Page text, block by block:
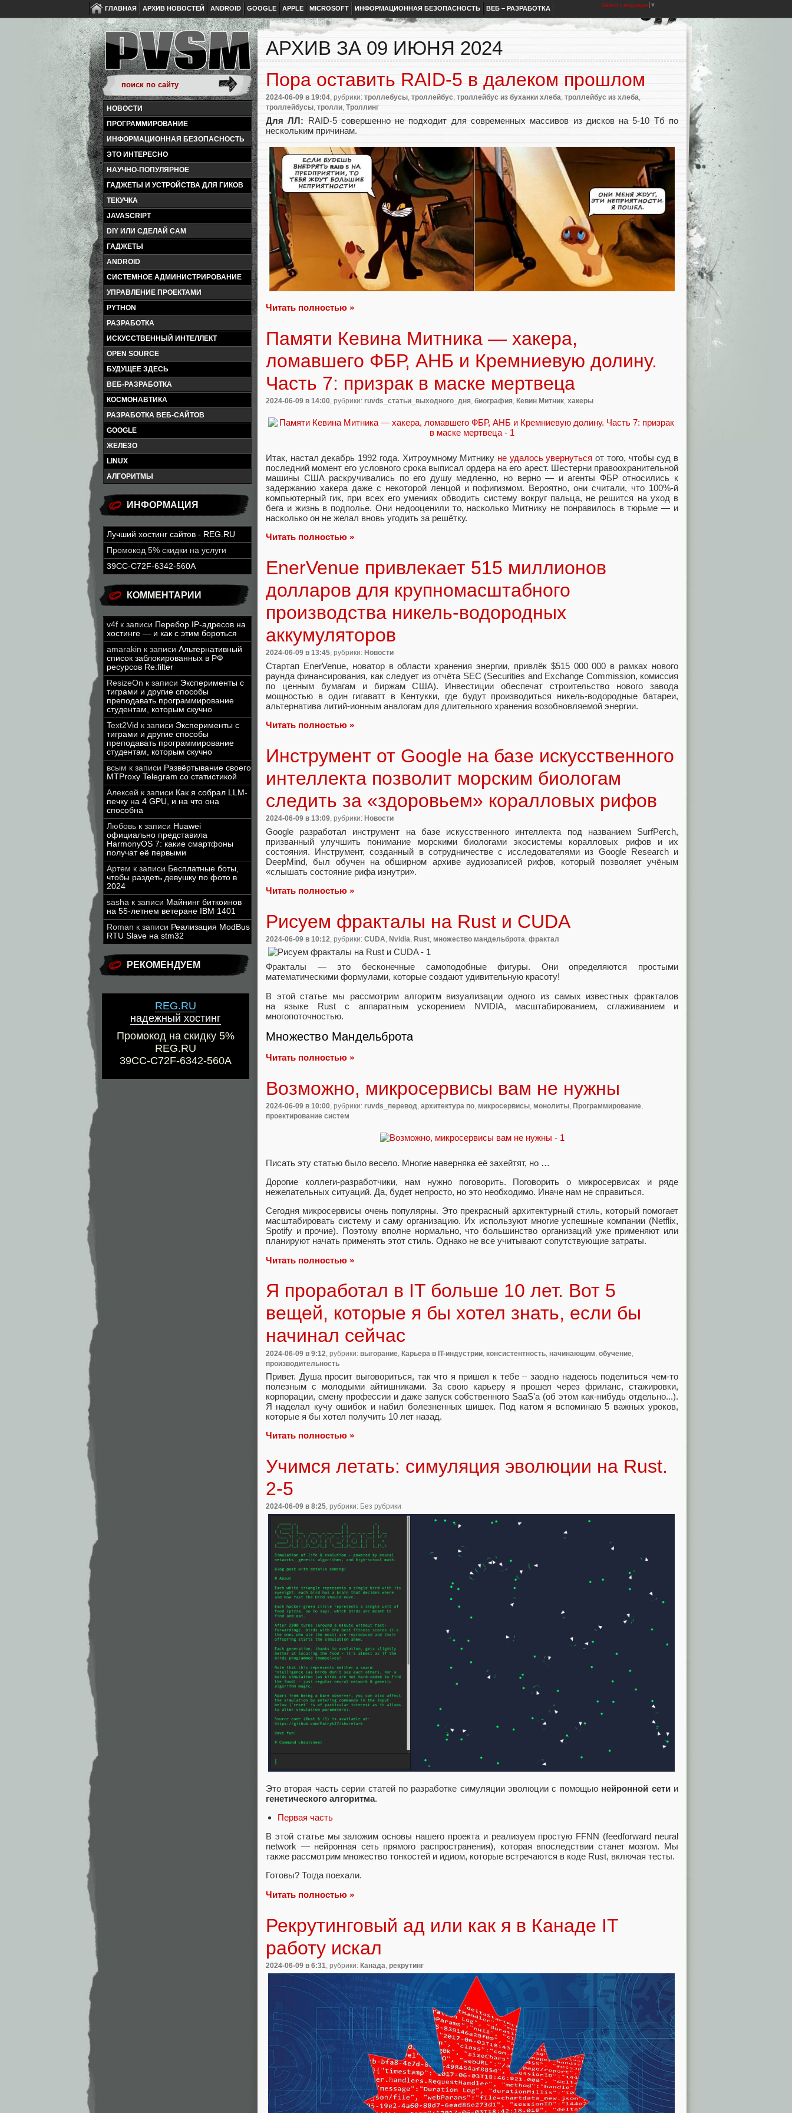
ГЛАВНАЯ АРХИВ НОВОСТЕЙ ANDROID GOOGLE APPLE MICROSOFT ИНФОРМАЦИОННАЯ БЕЗОПАСНОСТЬ ВЕБ – РАЗРАБОТКА Select Language ▼
НОВОСТИ
ПРОГРАММИРОВАНИЕ
ИНФОРМАЦИОННАЯ БЕЗОПАСНОСТЬ
ЭТО ИНТЕРЕСНО
НАУЧНО-ПОПУЛЯРНОЕ
ГАДЖЕТЫ И УСТРОЙСТВА ДЛЯ ГИКОВ
ТЕКУЧКА
JAVASCRIPT
DIY ИЛИ СДЕЛАЙ САМ
ГАДЖЕТЫ
ANDROID
СИСТЕМНОЕ АДМИНИСТРИРОВАНИЕ
УПРАВЛЕНИЕ ПРОЕКТАМИ
PYTHON
РАЗРАБОТКА
ИСКУССТВЕННЫЙ ИНТЕЛЛЕКТ
OPEN SOURCE
БУДУЩЕЕ ЗДЕСЬ
ВЕБ-РАЗРАБОТКА
КОСМОНАВТИКА
РАЗРАБОТКА ВЕБ-САЙТОВ
GOOGLE
ЖЕЛЕЗО
LINUX
АЛГОРИТМЫ
ИНФОРМАЦИЯ
Лучший хостинг сайтов - REG.RU
Промокод 5% скидки на услуги
39CC-C72F-6342-560A
КОММЕНТАРИИ
v4f к записи Перебор IP-адресов на
хостинге — и как с этим бороться
amarakin к записи Альтернативный
список заблокированных в РФ
ресурсов Re:filter
ResizeOn к записи Эксперименты с
тиграми и другие способы
преподавать программирование
студентам, которым скучно
Text2Vid к записи Эксперименты с
тиграми и другие способы
преподавать программирование
студентам, которым скучно
всым к записи Развёртывание своего
MTProxy Telegram со статистикой
Алексей к записи Как я собрал LLM-
печку на 4 GPU, и на что она
способна
Любовь к записи Huawei
официально представила
HarmonyOS 7: какие смартфоны
получат её первыми
Артем к записи Бесплатные боты,
чтобы раздеть девушку по фото в
2024
sasha к записи Майнинг биткоинов
на 55-летнем ветеране IBM 1401
Roman к записи Реализация ModBus
RTU Slave на stm32
РЕКОМЕНДУЕМ
REG.RU
надежный хостинг
Промокод на скидку 5%
REG.RU
39CC-C72F-6342-560A
АРХИВ ЗА 09 ИЮНЯ 2024
Пора оставить RAID-5 в далеком прошлом
2024-06-09 в 19:04, рубрики: троллебусы, троллейбус, троллейбус из буханки хлеба, троллейбус из хлеба,
троллейбусы, тролли, Троллинг
Для ЛЛ: RAID-5 совершенно не подходит для современных массивов из дисков на 5-10 Тб по
нескольким причинам.
Читать полностью »
Памяти Кевина Митника — хакера,
ломавшего ФБР, АНБ и Кремниевую долину.
Часть 7: призрак в маске мертвеца
2024-06-09 в 14:00, рубрики: ruvds_статьи_выходного_дня, биография, Кевин Митник, хакеры
Итак, настал декабрь 1992 года. Хитроумному Митнику не удалось увернуться от того, чтобы суд в
последний момент его условного срока выписал ордера на его арест. Шестерни правоохранительной
машины США раскручивались по его душу медленно, но верно — и агенты ФБР относились к
задержанию хакера даже с некоторой ленцой и пофигизмом. Вероятно, они считали, что 100%-й
компьютерный гик, при всех его умениях обводить систему вокруг пальца, не решится на уход в
бега и жизнь в подполье. Они недооценили то, насколько Митнику не понравилось в тюрьме — и
насколько он не желал вновь угодить за решётку.
Читать полностью »
EnerVenue привлекает 515 миллионов
долларов для крупномасштабного
производства никель-водородных
аккумуляторов
2024-06-09 в 13:45, рубрики: Новости
Стартап EnerVenue, новатор в области хранения энергии, привлёк $515 000 000 в рамках нового
раунда финансирования, как следует из отчёта SEC (Securities and Exchange Commission, комиссия
по ценным бумагам и биржам США). Инвестиции обеспечат строительство нового завода
мощностью в один гигаватт в Кентукки, где будут производиться никель-водородные батареи,
альтернатива литий-ионным аналогам для длительного хранения возобновляемой энергии.
Читать полностью »
Инструмент от Google на базе искусственного
интеллекта позволит морским биологам
следить за «здоровьем» коралловых рифов
2024-06-09 в 13:09, рубрики: Новости
Google разработал инструмент на базе искусственного интеллекта под названием SurfPerch,
призванный улучшить понимание морскими биологами экосистемы коралловых рифов и их
состояния. Инструмент, созданный в сотрудничестве с исследователями из Google Research и
DeepMind, был обучен на обширном архиве аудиозаписей рифов, который позволяет учёным
«слышать состояние рифа изнутри».
Читать полностью »
Рисуем фракталы на Rust и CUDA
2024-06-09 в 10:12 , рубрики: CUDA Nvidia Rust множество мандельброта фрактал
Фракталы — это бесконечные самоподобные фигуры. Они определяются простыми
математическими формулами, которые создают удивительную красоту!
В этой статье мы рассмотрим алгоритм визуализации одного из самых известных фракталов
на языке Rust с аппаратным ускорением NVIDIA, масштабированием, сглаживанием и
многопоточностью.
Множество Мандельброта
Читать полностью »
Возможно, микросервисы вам не нужны
2024-06-09 в 10:00, рубрики: ruvds_перевод, архитектура по, микросервисы, монолиты, Программирование,
проектирование систем
Писать эту статью было весело. Многие наверняка её захейтят, но …
Дорогие коллеги-разработчики, нам нужно поговорить. Поговорить о микросервисах и ряде
нежелательных ситуаций. Да, будет непросто, но это необходимо. Иначе нам не справиться.
Сегодня микросервисы очень популярны. Это прекрасный архитектурный стиль, который помогает
масштабировать систему и саму организацию. Их используют многие успешные компании (Netflix,
Spotify и прочие). Поэтому вполне нормально, что большинство организаций уже применяют или
планируют начать применять этот стиль. Однако не все учитывают сопутствующие затраты.
Читать полностью »
Я проработал в IT больше 10 лет. Вот 5
вещей, которые я бы хотел знать, если бы
начинал сейчас
2024-06-09 в 9:12 , рубрики: выгорание Карьера в IT-индустрии консистентность начинающим обучение
производительность
Привет. Душа просит выговориться, так что я пришел к тебе – заодно надеюсь поделиться чем-то
полезным с молодыми айтишниками. За свою карьеру я прошел через фриланс, стажировки,
корпорации, смену профессии и даже запуск собственного SaaS'а (об этом как-нибудь отдельно...).
Я наделал кучу ошибок и набил болезненных шишек. Под катом я вспоминаю 5 важных уроков,
которые я бы хотел получить 10 лет назад.
Читать полностью »
Учимся летать: симуляция эволюции на Rust.
2-5
2024-06-09 в 8:25, рубрики: Без рубрики
Это вторая часть серии статей по разработке симуляции эволюции с помощью нейронной сетии
генетического алгоритма.
Первая часть
В этой статье мы заложим основы нашего проекта и реализуем простую FFNN (feedforward neural
network — нейронная сеть прямого распространения), которая впоследствии станет мозгом. Мы
также рассмотрим множество тонкостей и идиом, которые встречаются в коде Rust, включая тесты.
Готовы? Тогда поехали.
Читать полностью »
Рекрутинговый ад или как я в Канаде IT
работу искал
2024-06-09 в 6:31 , рубрики: Канада рекрутинг